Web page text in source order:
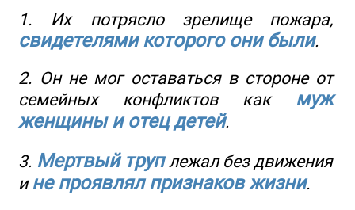
1. Их потрясло зрелище пожара,
свидетелями которого они были.
2. Он не мог оставаться в стороне от
семейных конфликтов как муж
женщины и отец детей.
3. Мертвый труплежал без движения
ине проявлял признаков жизни.